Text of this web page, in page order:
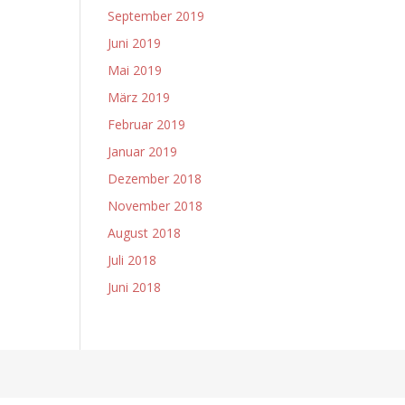
September 2019
Juni 2019
Mai 2019
März 2019
Februar 2019
Januar 2019
Dezember 2018
November 2018
August 2018
Juli 2018
Juni 2018